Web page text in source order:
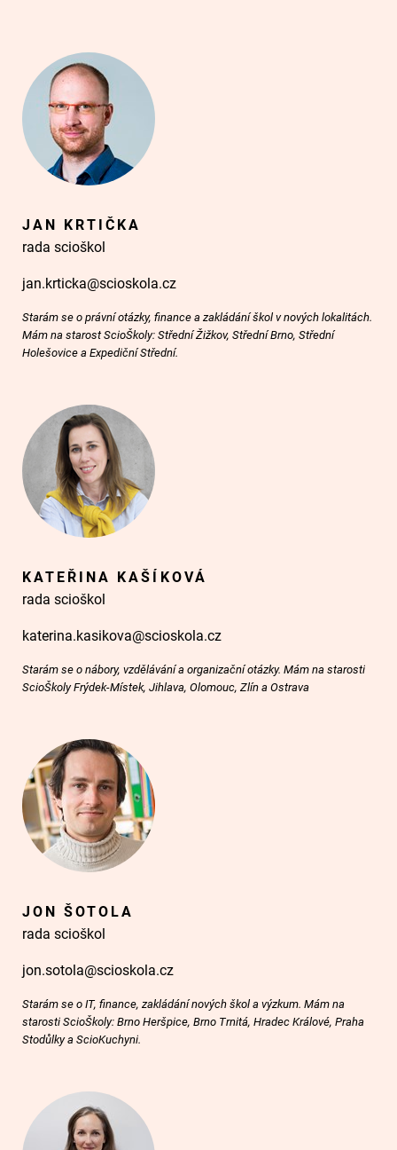
JAN KRTIČKA
rada scioškol
jan.krticka@scioskola.cz
Starám se o právní otázky, finance a zakládání škol v nových lokalitách.
Mám na starost ScioŠkoly: Střední Žižkov, Střední Brno, Střední
Holešovice a Expediční Střední.
KATEŘINA KAŠÍKOVÁ
rada scioškol
katerina.kasikova@scioskola.cz
Starám se o nábory, vzdělávání a organizační otázky. Mám na starosti
ScioŠkoly Frýdek-Místek, Jihlava, Olomouc, Zlín a Ostrava
JON ŠOTOLA
rada scioškol
jon.sotola@scioskola.cz
Starám se o IT, finance, zakládání nových škol a výzkum. Mám na
starosti ScioŠkoly: Brno Heršpice, Brno Trnitá, Hradec Králové, Praha
Stodůlky a ScioKuchyni.